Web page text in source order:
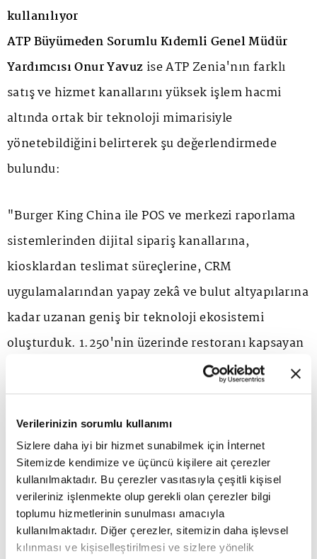
Verilerinizin sorumlu kullanımı
Sizlere daha iyi bir hizmet sunabilmek için İnternet
Sitemizde kendimize ve üçüncü kişilere ait çerezler
kullanılmaktadır. Bu çerezler vasıtasıyla çeşitli kişisel
verileriniz işlenmekte olup gerekli olan çerezler bilgi
toplumu hizmetlerinin sunulması amacıyla
kullanılmaktadır. Diğer çerezler, sitemizin daha işlevsel
kılınması ve kişiselleştirilmesi ve sizlere yönelik
kullanılıyor
ATP Büyümeden Sorumlu Kıdemli Genel Müdür
Yardımcısı Onur Yavuz ise ATP Zenia'nın farklı
satış ve hizmet kanallarını yüksek işlem hacmi
altında ortak bir teknoloji mimarisiyle
yönetebildiğini belirterek şu değerlendirmede
bulundu:
"Burger King China ile POS ve merkezi raporlama
sistemlerinden dijital sipariş kanallarına,
kiosklardan teslimat süreçlerine, CRM
uygulamalarından yapay zekâ ve bulut altyapılarına
kadar uzanan geniş bir teknoloji ekosistemi
oluşturduk. 1.250'nin üzerinde restoranı kapsayan
bu yapı; yüksek işlem hacminin, farklı müşteri
temas noktalarının ve kritik operasyonların
kesintisiz biçimde yönetilmesini gerektiriyor. Bu
süreçte edindiğimiz saha bilgisi, ATP Zenia
çözümlerini gerçek operasyonel ihtiyaçlar
doğrultusunda sürekli geliştirmemize ve farklı
işletme modellerine uyarlanabilen ölçeklenebilir
bir ürün mimarisi oluşturmamıza imkân sağladı.